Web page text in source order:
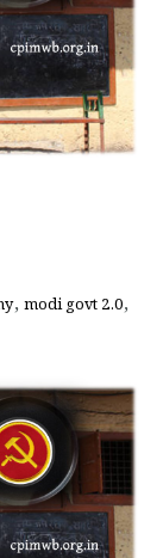
, modi govt 2.0,